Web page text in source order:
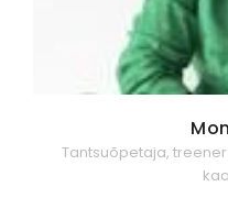
Tantsuõpetaja,